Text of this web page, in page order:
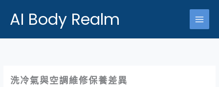
AI Body Realm
洗冷氣與空調維修保養差異